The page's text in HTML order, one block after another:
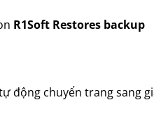
R1Soft Restores backup
động chuyển trang sang